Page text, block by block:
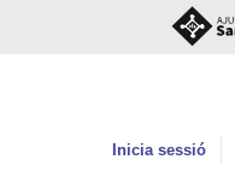
Inicia sessió